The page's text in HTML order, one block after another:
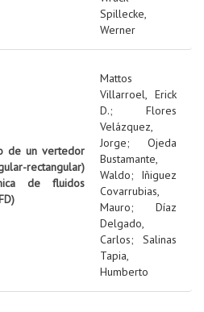
Spillecke,
Werner
de un vertedor
rectangular)
de fluidos
Mattos
Villarroel, Erick
D.; Flores
Velázquez,
Jorge; Ojeda
Bustamante,
Waldo; Iñiguez
Covarrubias,
Mauro; Díaz
Delgado,
Carlos; Salinas
Tapia,
Humberto